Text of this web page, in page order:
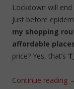
Lockdown will
Just before
my shopping
affordable
price? Yes, that’s
Continue reading